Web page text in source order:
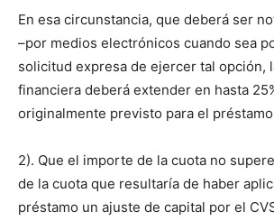
En esa circunstancia, que deberá ser
–por medios electrónicos cuando sea
solicitud expresa de ejercer tal opción,
financiera deberá extender en hasta
originalmente previsto para el
2). Que el importe de la cuota no
de la cuota que resultaría de haber
préstamo un ajuste de capital por el